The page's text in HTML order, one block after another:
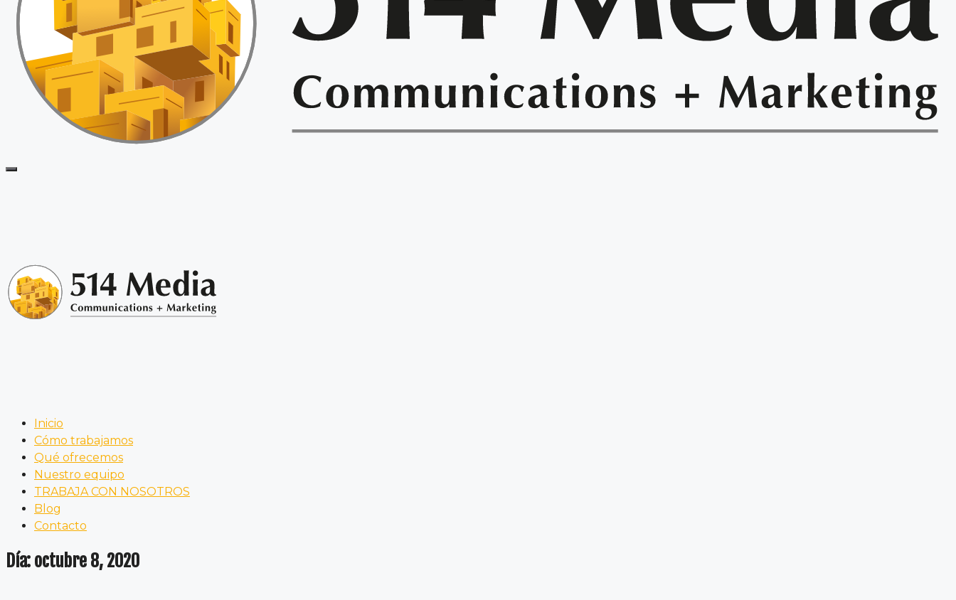
Inicio
Cómo trabajamos
Qué ofrecemos
Nuestro equipo
TRABAJA CON NOSOTROS
Blog
Contacto
Día: octubre 8, 2020